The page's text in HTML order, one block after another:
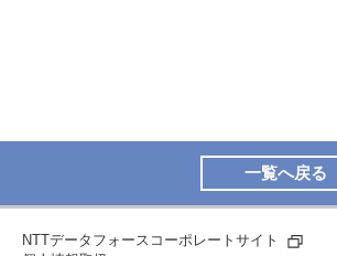
一覧へ戻る
NTTデータフォースコーポレートサイト